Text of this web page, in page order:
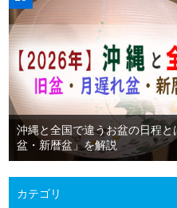
沖縄と全国で違うお盆の日程
盆・新暦盆」を解説
カテゴリ